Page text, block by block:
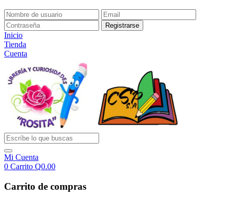
Inicio
Tienda
Cuenta
Mi Cuenta
0 Carrito Q0.00
Carrito de compras